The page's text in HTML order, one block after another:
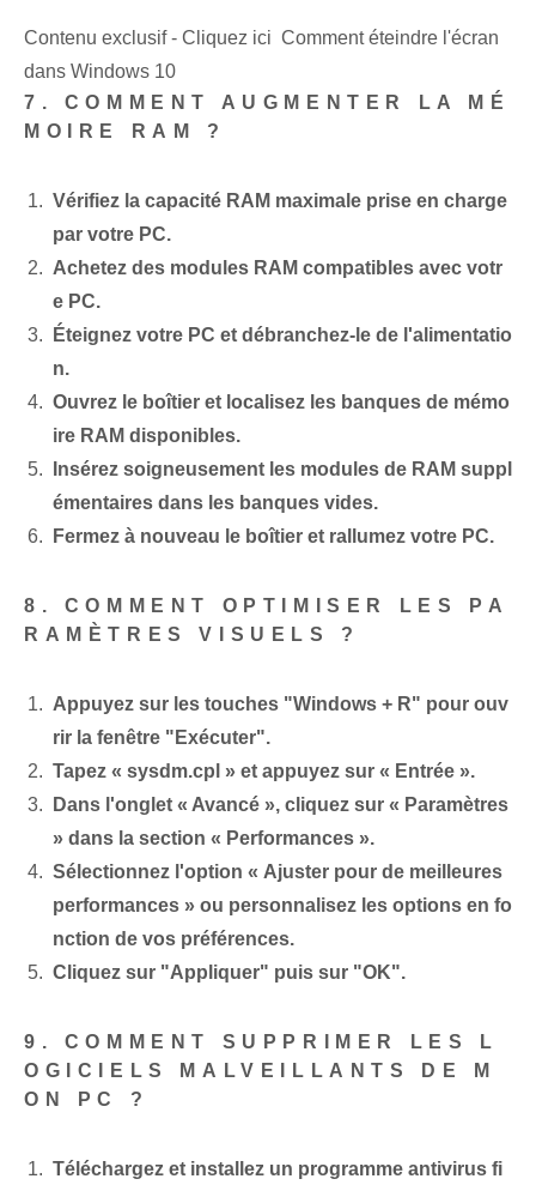
Contenu exclusif - Cliquez ici Comment éteindre l'écran
dans Windows 10
7. COMMENT AUGMENTER LA MÉ
MOIRE RAM ?
Vérifiez la capacité RAM maximale prise en charge
par votre PC.
Achetez des modules RAM compatibles avec votr
e PC.
Éteignez votre PC et débranchez-le de l'alimentatio
n.
Ouvrez le boîtier et localisez les banques de mémo
ire RAM disponibles.
Insérez soigneusement les modules de RAM suppl
émentaires dans les banques vides.
Fermez à nouveau le boîtier et rallumez votre PC.
8. COMMENT OPTIMISER LES PA
RAMÈTRES VISUELS ?
Appuyez sur les touches "Windows + R" pour ouv
rir la fenêtre "Exécuter".
Tapez « sysdm.cpl » et appuyez sur « Entrée ».
Dans l'onglet « Avancé », cliquez sur « Paramètres
» dans la section « Performances ».
Sélectionnez l'option « Ajuster pour de meilleures
performances » ou personnalisez les options en fo
nction de vos préférences.
Cliquez sur "Appliquer" puis sur "OK".
9. COMMENT SUPPRIMER LES L
OGICIELS MALVEILLANTS DE M
ON PC ?
Téléchargez et installez un programme antivirus fi